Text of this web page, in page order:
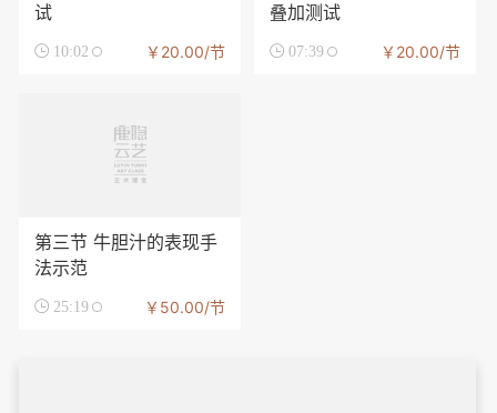
试
 10:02 ￥20.00/节
叠加测试
 07:39 ￥20.00/节
第三节 牛胆汁的表现手
法示范
 25:19 ￥50.00/节